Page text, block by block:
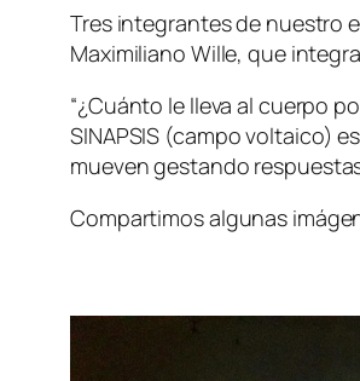
Tres integrantes de nuestro
Maximiliano Wille, que
“¿Cuánto le lleva al cuerpo
SINAPSIS (campo voltaico)
mueven gestando
Compartimos algunas